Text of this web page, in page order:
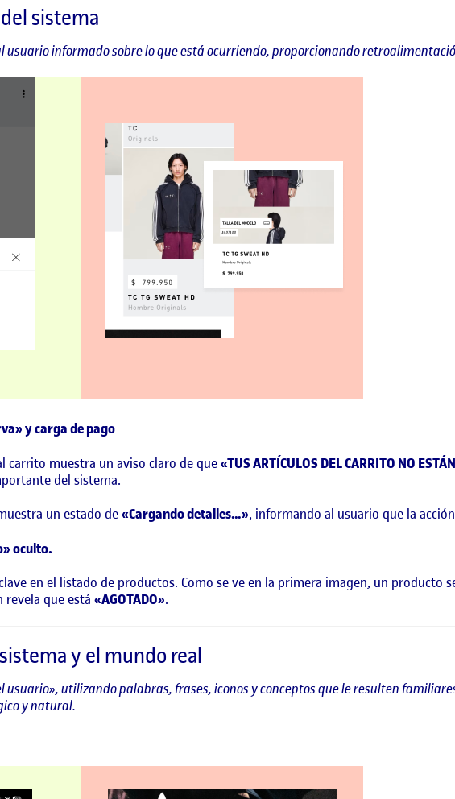
sistema
usuario informado sobre lo que está ocurriendo, proporcionando
y carga de pago
carrito muestra un aviso claro de que«TUS ARTÍCULOS DEL CARRITO NO
del sistema.
un estado de«Cargando detalles…», informando al usuario que la
oculto.
en el listado de productos. Como se ve en la primera imagen, un producto
revela que está «AGOTADO».
y el mundo real
utilizando palabras, frases, iconos y conceptos que le resulten
y natural.